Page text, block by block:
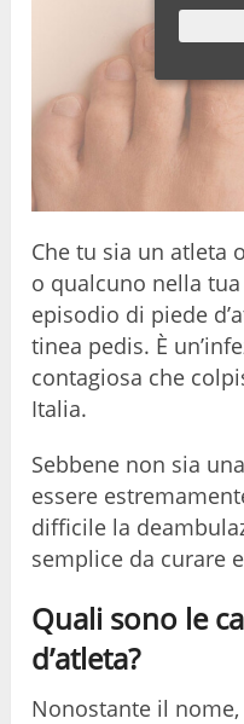
Che tu sia un atleta
o qualcuno nella
episodio di piede
tinea pedis. È
contagiosa che
Italia.
Sebbene non sia
essere
difficile la
semplice da curare
Quali sono le
d’atleta?
Nonostante il nome,